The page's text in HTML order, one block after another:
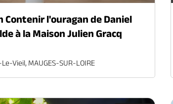
Contenir l'ouragan de Daniel
à la Maison Julien Gracq
Vieil, MAUGES-SUR-LOIRE